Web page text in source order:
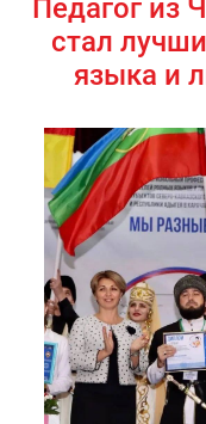
Педагог из
стал
языка и